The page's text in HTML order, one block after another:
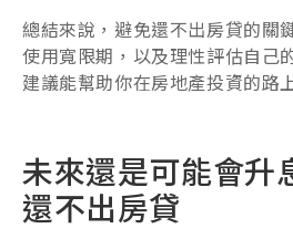
總結來說，避免還不出房貸的關
使用寬限期，以及理性評估自己
建議能幫助你在房地產投資的路
未來還是可能會升
還不出房貸